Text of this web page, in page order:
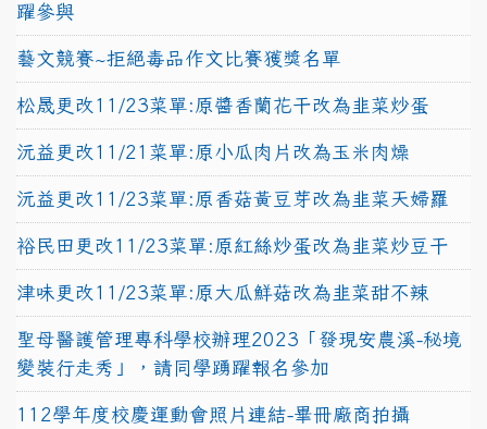
躍參與
藝文競賽~拒絕毒品作文比賽獲獎名單
松晟更改11/23菜單:原醬香蘭花干改為韭菜炒蛋
沅益更改11/21菜單:原小瓜肉片改為玉米肉燥
沅益更改11/23菜單:原香菇黃豆芽改為韭菜天婦羅
裕民田更改11/23菜單:原紅絲炒蛋改為韭菜炒豆干
津味更改11/23菜單:原大瓜鮮菇改為韭菜甜不辣
聖母醫護管理專科學校辦理2023「發現安農溪-秘境
變裝行走秀」，請同學踴躍報名參加
112學年度校慶運動會照片連結-畢冊廠商拍攝